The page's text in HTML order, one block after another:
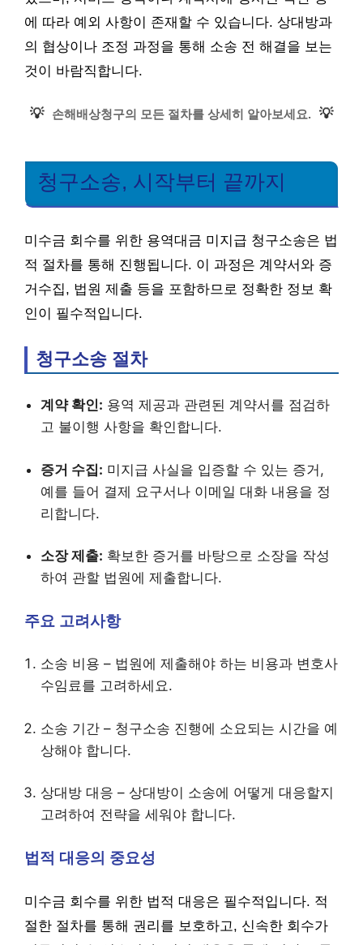
에 따라 예외 사항이 존재할 수 있습니다. 상대방과
의 협상이나 조정 과정을 통해 소송 전 해결을 보는
것이 바람직합니다.
💡 손해배상청구의 모든 절차를 상세히 알아보세요. 💡
청구소송, 시작부터 끝까지
미수금 회수를 위한 용역대금 미지급 청구소송은 법
적 절차를 통해 진행됩니다. 이 과정은 계약서와 증
거수집, 법원 제출 등을 포함하므로 정확한 정보 확
인이 필수적입니다.
청구소송 절차
계약 확인: 용역 제공과 관련된 계약서를 점검하
고 불이행 사항을 확인합니다.
증거 수집: 미지급 사실을 입증할 수 있는 증거,
예를 들어 결제 요구서나 이메일 대화 내용을 정
리합니다.
소장 제출: 확보한 증거를 바탕으로 소장을 작성
하여 관할 법원에 제출합니다.
주요 고려사항
소송 비용 – 법원에 제출해야 하는 비용과 변호사
수임료를 고려하세요.
소송 기간 – 청구소송 진행에 소요되는 시간을 예
상해야 합니다.
상대방 대응 – 상대방이 소송에 어떻게 대응할지
고려하여 전략을 세워야 합니다.
법적 대응의 중요성
미수금 회수를 위한 법적 대응은 필수적입니다. 적
절한 절차를 통해 권리를 보호하고, 신속한 회수가